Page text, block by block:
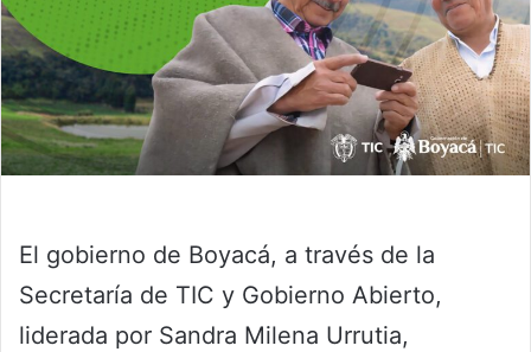
El gobierno de Boyacá, a través de la
Secretaría de TIC y Gobierno Abierto,
liderada por Sandra Milena Urrutia,